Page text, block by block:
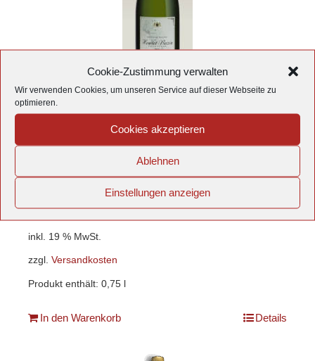
Cookie-Zustimmung verwalten
Wir verwenden Cookies, um unseren Service auf dieser Webseite zu
optimieren.
Cookies akzeptieren
Ablehnen
Einstellungen anzeigen
Champagne Henriet-Bazin
Premier Cru -Sélection de
Parcelles- brut
33,80€
inkl. 19 % MwSt.
zzgl. Versandkosten
Produkt enthält: 0,75
In den Warenkorb Details